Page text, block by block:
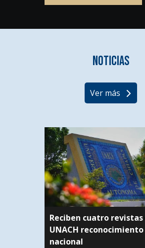
Noticias
Ver más
Reciben cuatro revistas
UNACH reconocimiento
nacional